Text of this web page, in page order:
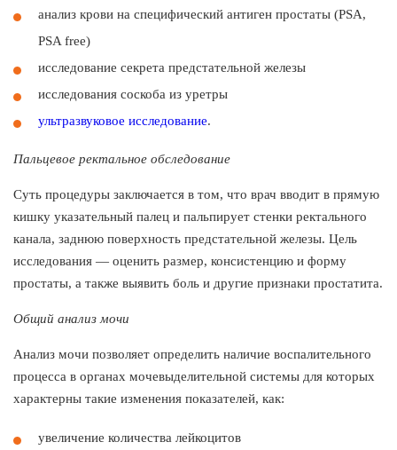
анализ крови на специфический антиген простаты (PSA,
PSA free)
исследование секрета предстательной железы
исследования соскоба из уретры
ультразвуковое исследование.
Пальцевое ректальное обследование
Суть процедуры заключается в том, что врач вводит в прямую
кишку указательный палец и пальпирует стенки ректального
канала, заднюю поверхность предстательной железы. Цель
исследования — оценить размер, консистенцию и форму
простаты, а также выявить боль и другие признаки простатита.
Общий анализ мочи
Анализ мочи позволяет определить наличие воспалительного
процесса в органах мочевыделительной системы для которых
характерны такие изменения показателей, как:
увеличение количества лейкоцитов